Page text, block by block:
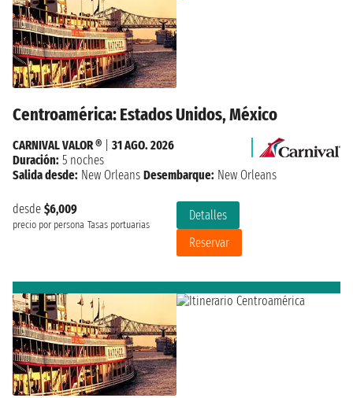
Centroamérica: Estados Unidos, México
desde $6,009
precio por persona Tasas portuarias
Detalles
Reservar
CARNIVAL VALOR ®
31 AGO. 2026
Duración: 5 noches
Salida desde: New Orleans Desembarque: New Orleans